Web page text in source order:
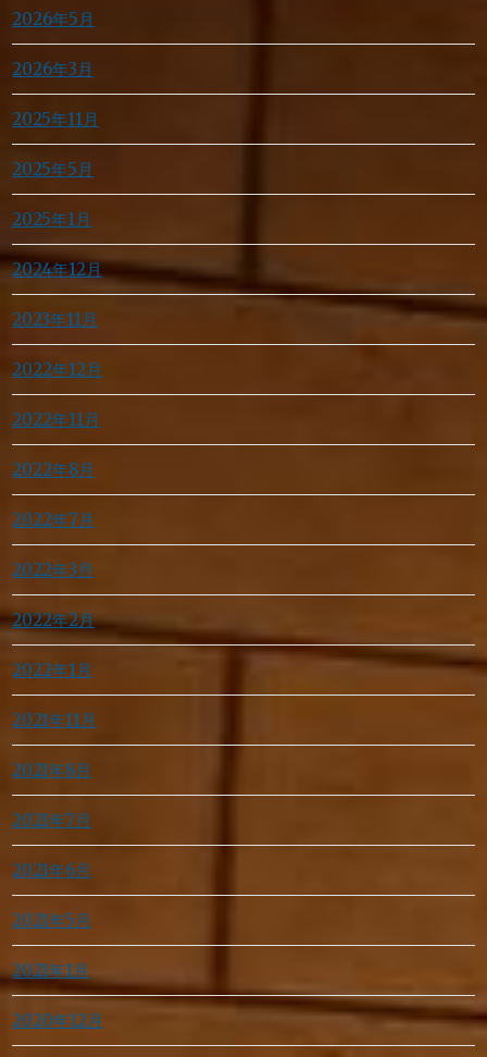
2026年5月
2026年3月
2025年11月
2025年5月
2025年1月
2024年12月
2023年11月
2022年12月
2022年11月
2022年8月
2022年7月
2022年3月
2022年2月
2022年1月
2021年11月
2021年8月
2021年7月
2021年6月
2021年5月
2021年1月
2020年12月